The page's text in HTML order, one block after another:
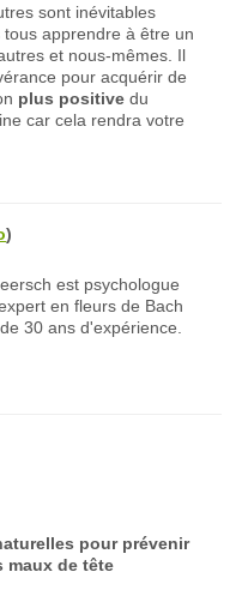
sont inévitables
apprendre à être un
et nous-mêmes. Il
pour acquérir de
plus positive du
car cela rendra votre
)
est psychologue
en fleurs de Bach
30 ans d'expérience.
pour prévenir
maux de tête